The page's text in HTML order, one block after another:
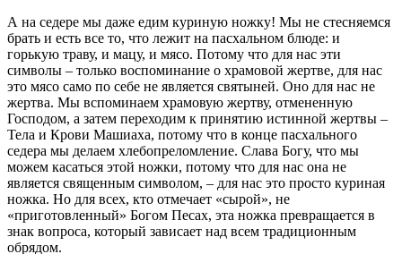
А на седере мы даже едим куриную ножку! Мы не стесняемся
брать и есть все то, что лежит на пасхальном блюде: и
горькую траву, и мацу, и мясо. Потому что для нас эти
символы – только воспоминание о храмовой жертве, для нас
это мясо само по себе не является святыней. Оно для нас не
жертва. Мы вспоминаем храмовую жертву, отмененную
Господом, а затем переходим к принятию истинной жертвы –
Тела и Крови Машиаха, потому что в конце пасхального
седера мы делаем хлебопреломление. Слава Богу, что мы
можем касаться этой ножки, потому что для нас она не
является священным символом, – для нас это просто куриная
ножка. Но для всех, кто отмечает «сырой», не
«приготовленный» Богом Песах, эта ножка превращается в
знак вопроса, который зависает над всем традиционным
обрядом.